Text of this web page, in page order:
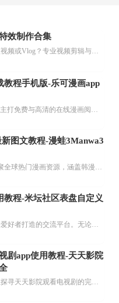
效制作合集
想制作出专业级的短视频或Vlog？专业视频剪辑与特效制作大全专题为你提供了从剪辑、抠像到特效包装的全套解决方案。无论是添加炫酷的片头、进行精准的视频抠图，还是制...
教程手机版-乐可漫画app
乐可漫画APP，堪称主打免费与高清的在线漫画阅读神器。其官方版提供海量完整版漫画资源，无论是国内漫画，还是日漫、韩漫、台漫、美漫等国外漫画，应有尽有，随时供你阅读。只需轻点一下，便能直接进入阅读界面。不仅如此，乐可漫画最新版本更新速度极快，在这里，你总能抢先看到全网一手漫画章节内容！...
图文教程-漫蛙3Manwa3
漫蛙MANWA3，汇聚全球热门漫画资源，涵盖韩漫、欧美漫画、国漫等多种类型，题材丰富多样，全方位满足用户阅读喜好。它不仅是阅读平台，更是创作平台，为广大用户打造零门槛创作环境。...
教程-米坛社区表盘自定义
米坛社区是专为钟表爱好者打造的交流平台。无论你是初涉钟表领域的普通爱好者，还是拥有多年收藏经验的资深玩家，都能在此找到属于自己的天地。 无需注册，就能轻松参与其中。通过专业的讨论论坛与丰富的交互功能，你可与世界各地的钟表爱好者畅快交流。若你钟情于钟表，米坛社区无疑是值得一试的理想之选。在这里，你能获取最新的手表资讯，交流见解，提升鉴赏品味，让每一块手表都成为收藏故事中重要的一部分。感兴趣的朋友，不要错过下载机会。...
剧app使用教程-天天影院
不少影视爱好者都在探寻天天影院观看电视剧的完整方法，结合最新平台使用规则，本篇新手入门攻略全面讲解观看渠道、检索流程、播放设置以及画面模式调整等实用内容。全文适配手机、电脑等主流设备，步骤简洁易懂，无论是初次使用的新手，还是想要优化观影体验的用户，都能参照内容快速上手，熟练掌握平台各项操作技巧，轻松畅享影视内容。...